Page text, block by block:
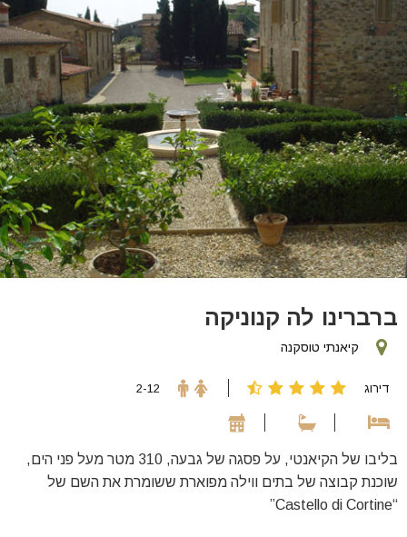
ברברינו לה קנוניקה
דירוג 2-12
קיאנתי טוסקנה
בליבו של הקיאנטי, על פסגה של גבעה, 310 מטר מעל פני הים,
שוכנת קבוצה של בתים ווילה מפוארת ששומרת את השם של
“Castello di Cortine”